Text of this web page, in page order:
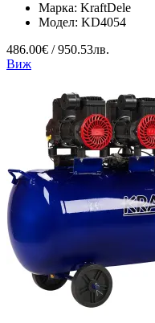
Марка: KraftDele
Модел: KD4054
486.00€ / 950.53лв.
Виж